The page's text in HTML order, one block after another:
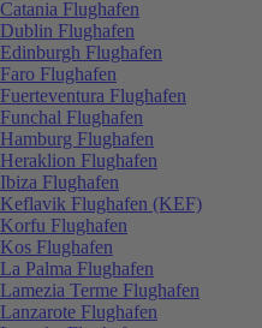
Catania Flughafen
Dublin Flughafen
Edinburgh Flughafen
Faro Flughafen
Fuerteventura Flughafen
Funchal Flughafen
Hamburg Flughafen
Heraklion Flughafen
Ibiza Flughafen
Keflavik Flughafen (KEF)
Korfu Flughafen
Kos Flughafen
La Palma Flughafen
Lamezia Terme Flughafen
Lanzarote Flughafen